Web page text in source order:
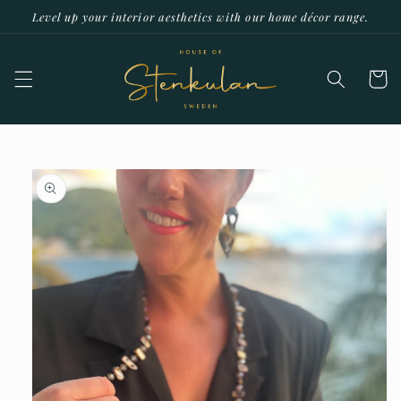
vidare
Level up your interior aesthetics with our home décor range.
vidare till